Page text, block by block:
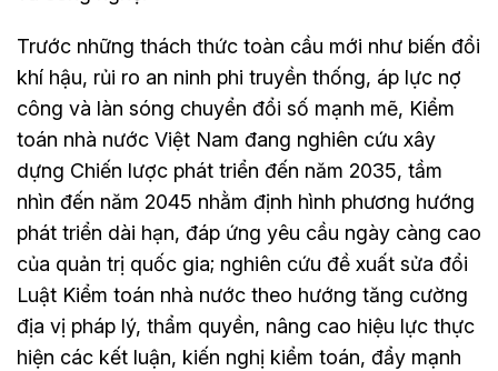
Trước những thách thức toàn cầu mới như biến đổi
khí hậu, rủi ro an ninh phi truyền thống, áp lực nợ
công và làn sóng chuyển đổi số mạnh mẽ, Kiểm
toán nhà nước Việt Nam đang nghiên cứu xây
dựng Chiến lược phát triển đến năm 2035, tầm
nhìn đến năm 2045 nhằm định hình phương hướng
phát triển dài hạn, đáp ứng yêu cầu ngày càng cao
của quản trị quốc gia; nghiên cứu đề xuất sửa đổi
Luật Kiểm toán nhà nước theo hướng tăng cường
địa vị pháp lý, thẩm quyền, nâng cao hiệu lực thực
hiện các kết luận, kiến nghị kiểm toán, đẩy mạnh